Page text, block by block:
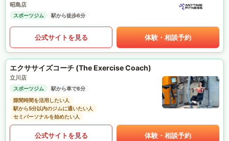
昭島店
スポーツジム 駅から徒歩6分
公式サイトを見る 体験・相談予約
エクササイズコーチ (The Exercise Coach)
立川店
スポーツジム
駅から車で8分
隙間時間を活用したい人
駅から5分以内のジムに通いたい人
セミパーソナルを始めたい人
公式サイトを見る 体験・相談予約